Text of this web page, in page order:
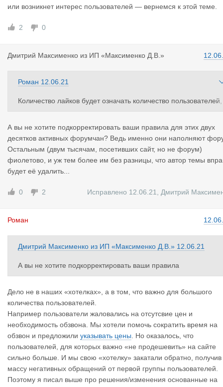
или возникнет интерес пользователей — вернемся к этой теме.
2 0
Дмитрий Максименко из ИП «Максименко Д.В.»
Роман 12.06.21
Количество лайков будет означать количество пользователей,
маю не сильно ошибусь, если скажу, что в хайповых темах так
их пользователей один-два десятка. В рядовых, вроде этой —
три-пять, максимум десять. За обозначенные вами две
на сайте будет около двух тысяч пользователей. Т.е. вопрос о
праве удаления темы автором волнует 0,15—0,5%
лей.Учитывая стремящийся к нулю интерес пользователей к т
пользователями функциях сайта. Если в процессе придет
теме.
А вы не хотите подкорректировать ваши правила для этих двух
десятков активных форумчан? Ведь именно они наполняют
Остальным (двум тысячам, посетивших сайт, но не форум)
фиолетово, и уж тем более им без разницы, что автор темы
будет её удалить...
0 2 Исправлено 12.06.21 Дмитрий
Роман
Дмитрий Максименко из ИП «Максименко Д.В.» 12.06.21
А вы не хотите подкорректировать ваши правила
Дело не в наших «хотелках», а в том, что важно для большого
количества пользователей.
Например пользователи жаловались на отсутсвие цен и
необходимость обзвона. Мы хотели помочь сократить время на
обзвон и предложили указывать цены . Но оказалось, что
пользователей, для которых важно «не продешевить» на сайте
сильно больше. И мы свою «хотелку» закатали обратно, получив
массу негативных обращений от первой группы пользователей.
Поэтому я писал выше про решения/изменения основанные на